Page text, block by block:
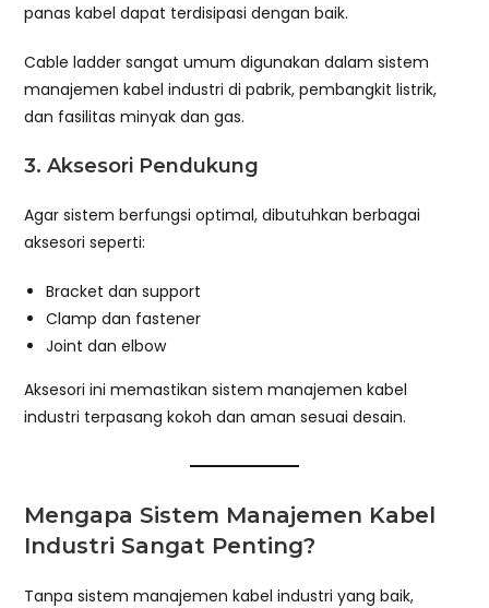
panas kabel dapat terdisipasi dengan baik.
Cable ladder sangat umum digunakan dalam sistem
manajemen kabel industri di pabrik, pembangkit listrik,
dan fasilitas minyak dan gas.
3. Aksesori Pendukung
Agar sistem berfungsi optimal, dibutuhkan berbagai
aksesori seperti:
Bracket dan support
Clamp dan fastener
Joint dan elbow
Aksesori ini memastikan sistem manajemen kabel
industri terpasang kokoh dan aman sesuai desain.
Mengapa Sistem Manajemen Kabel
Industri Sangat Penting?
Tanpa sistem manajemen kabel industri yang baik,